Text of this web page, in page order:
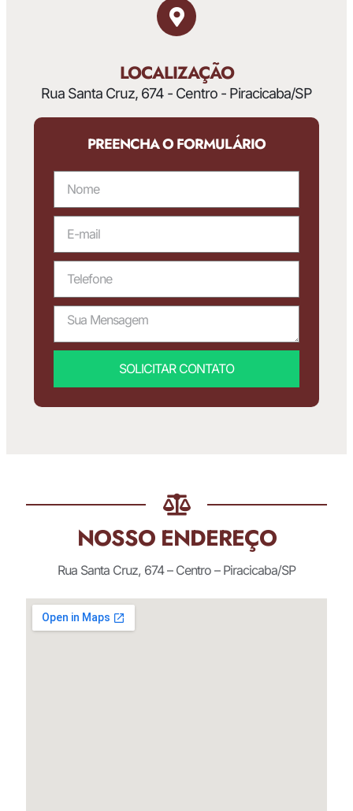
LOCALIZAÇÃO
Rua Santa Cruz, 674 - Centro - Piracicaba/SP
PREENCHA O FORMULÁRIO
SOLICITAR CONTATO
NOSSO ENDEREÇO
Rua Santa Cruz, 674 – Centro – Piracicaba/SP